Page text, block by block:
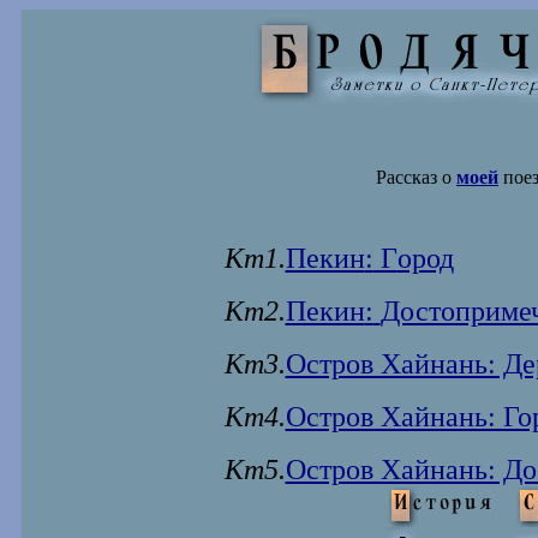
Рассказ о моей
Кт1.Пекин: Город
Кт2.Пекин:
Кт3.Остров Хайнань:
Кт4.Остров Хайнань:
Кт5.Остров Хайнань: